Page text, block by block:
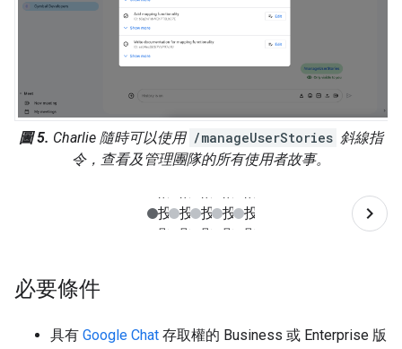
圖 5. Charlie 隨時可以使用 /manageUserStories 斜線指
令，查看及管理團隊的所有使用者故事。
必要條件
具有 Google Chat 存取權的 Business 或 Enterprise 版